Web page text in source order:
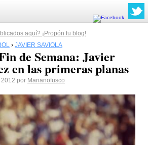
aquí? ¡Propón tu blog!
› JAVIER SAVIOLA
de Semana: Javier
en las primeras planas
por Marianofusco